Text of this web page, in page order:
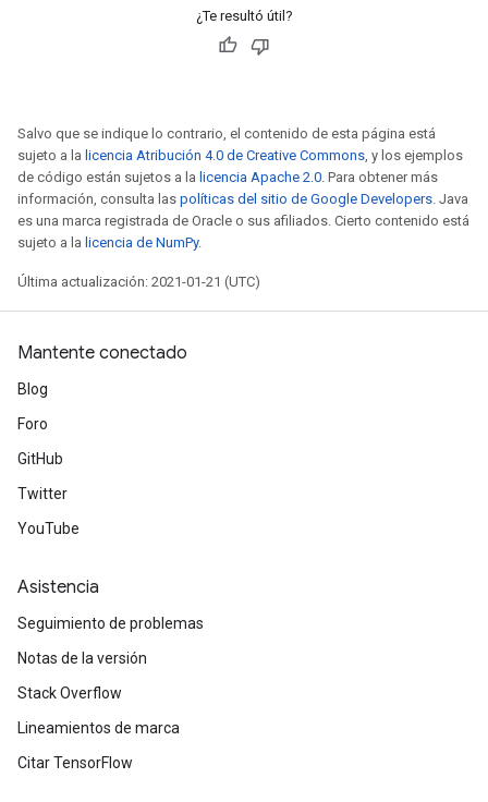
¿Te resultó útil?
Salvo que se indique lo contrario, el contenido de esta página está
sujeto a la licencia Atribución 4.0 de Creative Commons, y los ejemplos
de código están sujetos a la licencia Apache 2.0. Para obtener más
información, consulta las políticas del sitio de Google Developers. Java
es una marca registrada de Oracle o sus afiliados. Cierto contenido está
sujeto a la licencia de NumPy.
Última actualización: 2021-01-21 (UTC)
Mantente conectado
Blog
Foro
GitHub
Twitter
YouTube
Asistencia
Seguimiento de problemas
Notas de la versión
Stack Overflow
Lineamientos de marca
Citar TensorFlow